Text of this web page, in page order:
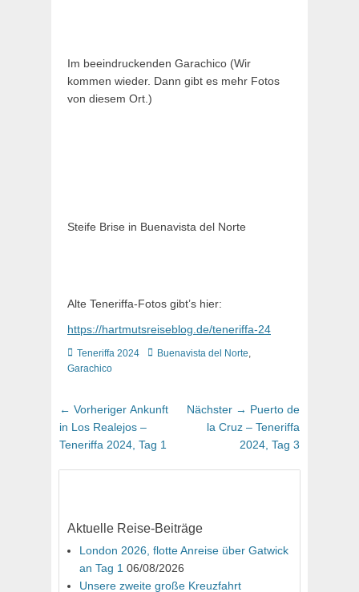
Im beeindruckenden Garachico (Wir
kommen wieder. Dann gibt es mehr Fotos
von diesem Ort.)
Steife Brise in Buenavista del Norte
Alte Teneriffa-Fotos gibt’s hier:
https://hartmutsreiseblog.de/teneriffa-24
Kategorien
Teneriffa 2024 Schlagworte
Buenavista del Norte,
Garachico
Beitragsnavigation
← Vorheriger Vorheriger
Beitrag:
Ankunft
in Los Realejos –
Teneriffa 2024, Tag 1
Nächster → Nächster
Beitrag:
Puerto de
la Cruz – Teneriffa
2024, Tag 3
Aktuelle Reise-Beiträge
London 2026, flotte Anreise über Gatwick
an Tag 1 06/08/2026
Unsere zweite große Kreuzfahrt